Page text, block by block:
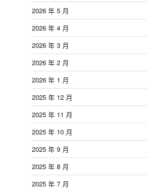
2026 年 5 月
2026 年 4 月
2026 年 3 月
2026 年 2 月
2026 年 1 月
2025 年 12 月
2025 年 11 月
2025 年 10 月
2025 年 9 月
2025 年 8 月
2025 年 7 月